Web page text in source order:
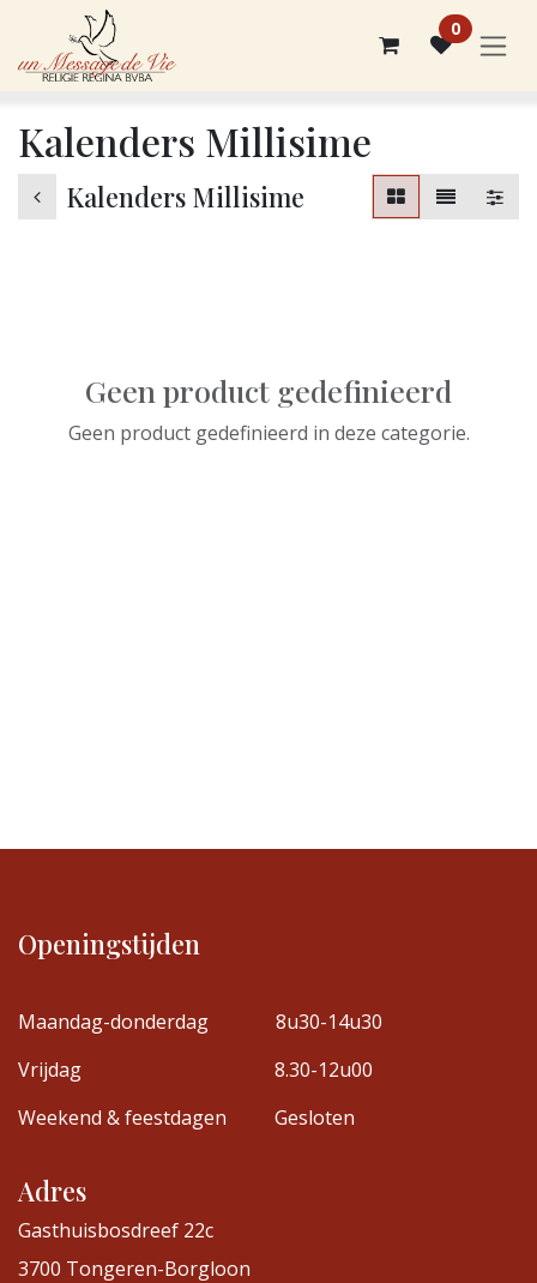
Overslaan naar inhoud
0
Kalenders Millisime
Kalenders Millisime
Geen product gedefinieerd
Geen product gedefinieerd in deze categorie.
Openingstijden
Maandag-donderdag
8u30-14u30
Vrijdag
8.30-12u00
Weekend & feestdagen
Gesloten
Adres
Gasthuisbosdreef 22c
3700 Tongeren-Borgloon